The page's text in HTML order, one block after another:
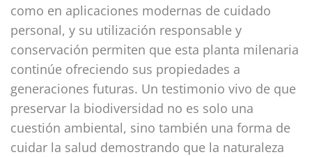
como en aplicaciones modernas de cuidado
personal, y su utilización responsable y
conservación permiten que esta planta milenaria
continúe ofreciendo sus propiedades a
generaciones futuras. Un testimonio vivo de que
preservar la biodiversidad no es solo una
cuestión ambiental, sino también una forma de
cuidar la salud demostrando que la naturaleza